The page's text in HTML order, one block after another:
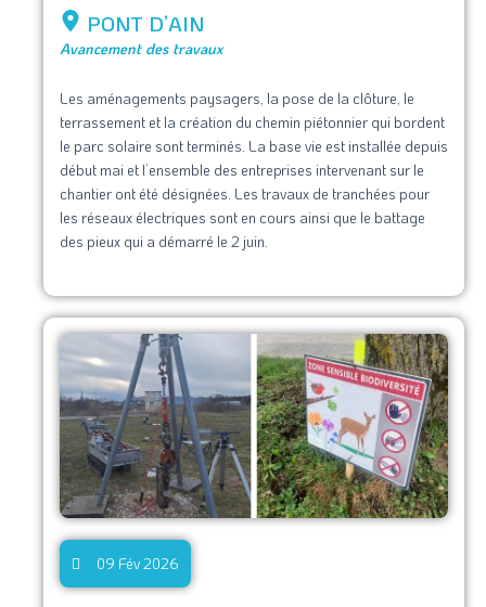
PONT D’AIN
Avancement des travaux
Les aménagements paysagers, la pose de la clôture, le
terrassement et la création du chemin piétonnier qui bordent
le parc solaire sont terminés. La base vie est installée depuis
début mai et l’ensemble des entreprises intervenant sur le
chantier ont été désignées. Les travaux de tranchées pour
les réseaux électriques sont en cours ainsi que le battage
des pieux qui a démarré le 2 juin.
09 Fév 2026